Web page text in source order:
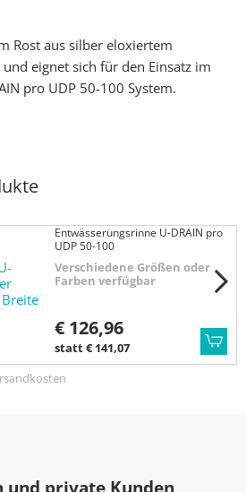
Rost aus silber eloxiertem
eignet sich für den Einsatz im
pro UDP 50-100 System.
Entwässerungsrinne U-DRAIN pro
UDP 50-100
Verschiedene Größen oder
Farben verfügbar
€ 126,96
statt € 141,07
und private Kunden